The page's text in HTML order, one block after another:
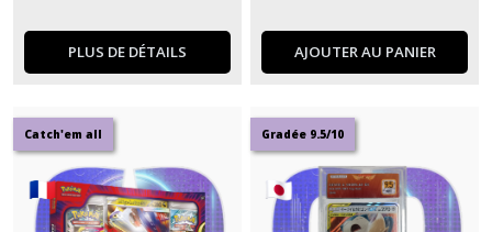
PLUS DE DÉTAILS AJOUTER AU PANIER
Catch'em all Gradée 9.5/10